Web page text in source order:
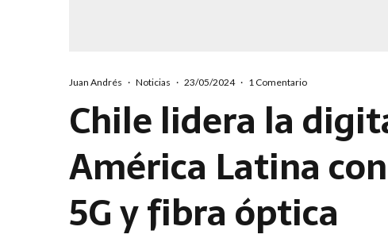
Juan Andrés · Noticias · 23/05/2024 · 1 Comentario
Chile lidera la
América Latina
5G y fibra óptica